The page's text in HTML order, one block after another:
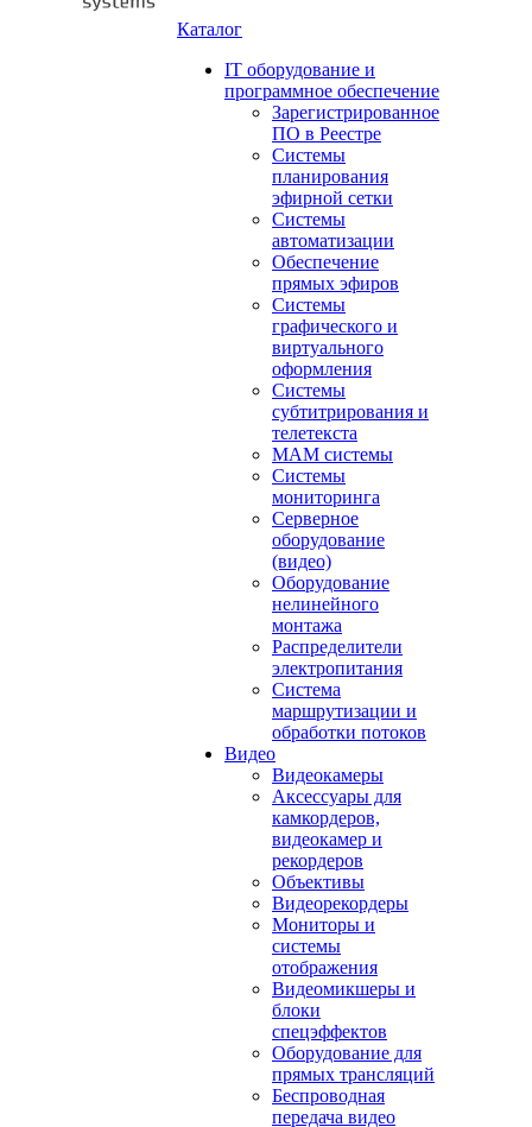
Каталог
IT оборудование и
программное обеспечение
Зарегистрированное
ПО в Реестре
Системы
планирования
эфирной сетки
Системы
автоматизации
Обеспечение
прямых эфиров
Системы
графического и
виртуального
оформления
Системы
субтитрирования и
телетекста
MAM системы
Системы
мониторинга
Серверное
оборудование
(видео)
Оборудование
нелинейного
монтажа
Распределители
электропитания
Система
маршрутизации и
обработки потоков
Видео
Видеокамеры
Аксессуары для
камкордеров,
видеокамер и
рекордеров
Объективы
Видеорекордеры
Мониторы и
системы
отображения
Видеомикшеры и
блоки
спецэффектов
Оборудование для
прямых трансляций
Беспроводная
передача видео